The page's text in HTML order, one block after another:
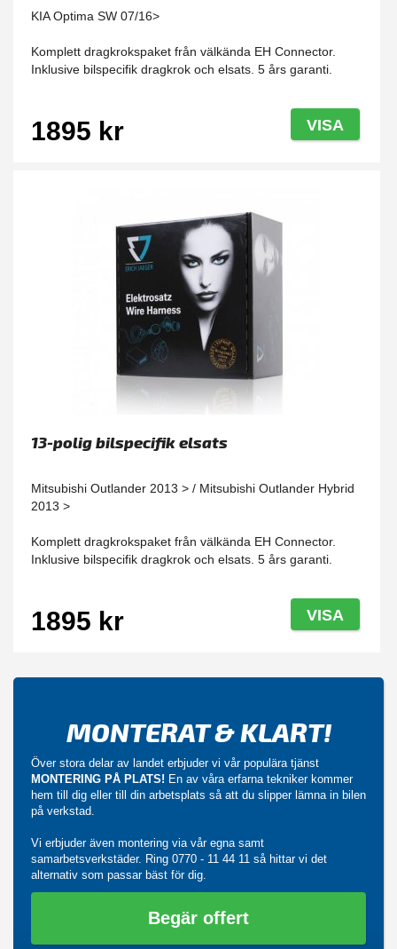
KIA Optima SW 07/16>
Komplett dragkrokspaket från välkända EH Connector.
Inklusive bilspecifik dragkrok och elsats. 5 års garanti.
1895 kr VISA
13-polig bilspecifik elsats
Mitsubishi Outlander 2013 > / Mitsubishi Outlander Hybrid
2013 >
Komplett dragkrokspaket från välkända EH Connector.
Inklusive bilspecifik dragkrok och elsats. 5 års garanti.
1895 kr VISA
MONTERAT & KLART!
Över stora delar av landet erbjuder vi vår populära tjänst
MONTERING PÅ PLATS! En av våra erfarna tekniker kommer
hem till dig eller till din arbetsplats så att du slipper lämna in bilen
på verkstad.
Vi erbjuder även montering via vår egna samt
samarbetsverkstäder. Ring 0770 - 11 44 11 så hittar vi det
alternativ som passar bäst för dig.
Begär offert